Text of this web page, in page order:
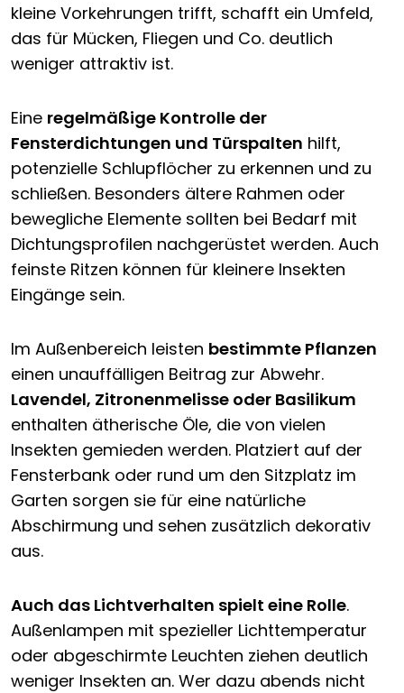
kleine Vorkehrungen trifft, schafft ein Umfeld,
das für Mücken, Fliegen und Co. deutlich
weniger attraktiv ist.
Eine regelmäßige Kontrolle der
Fensterdichtungen und Türspalten hilft,
potenzielle Schlupflöcher zu erkennen und zu
schließen. Besonders ältere Rahmen oder
bewegliche Elemente sollten bei Bedarf mit
Dichtungsprofilen nachgerüstet werden. Auch
feinste Ritzen können für kleinere Insekten
Eingänge sein.
Im Außenbereich leisten bestimmte Pflanzen
einen unauffälligen Beitrag zur Abwehr.
Lavendel, Zitronenmelisse oder Basilikum
enthalten ätherische Öle, die von vielen
Insekten gemieden werden. Platziert auf der
Fensterbank oder rund um den Sitzplatz im
Garten sorgen sie für eine natürliche
Abschirmung und sehen zusätzlich dekorativ
aus.
Auch das Lichtverhalten spielt eine Rolle.
Außenlampen mit spezieller Lichttemperatur
oder abgeschirmte Leuchten ziehen deutlich
weniger Insekten an. Wer dazu abends nicht